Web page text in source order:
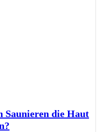
die Haut